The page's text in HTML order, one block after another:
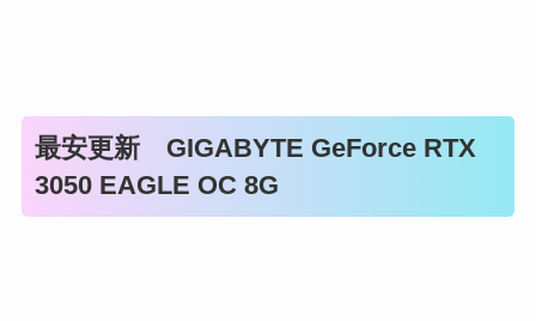
最安更新 GIGABYTE GeForce RTX
3050 EAGLE OC 8G